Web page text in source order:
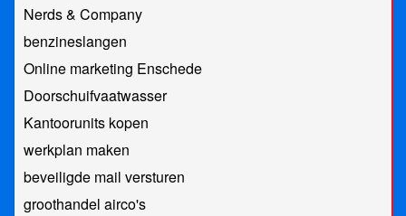
Nerds & Company
benzineslangen
Online marketing Enschede
Doorschuifvaatwasser
Kantoorunits kopen
werkplan maken
beveiligde mail versturen
groothandel airco's